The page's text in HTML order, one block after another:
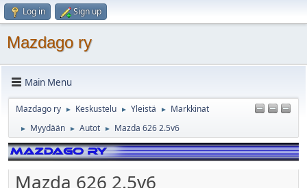
Log in Sign up
Mazdago ry
Main Menu
Mazdago ry ► Keskustelu ► Yleistä ► Markkinat
► Myydään ► Autot ► Mazda 626 2.5v6
Mazda 626 2.5v6